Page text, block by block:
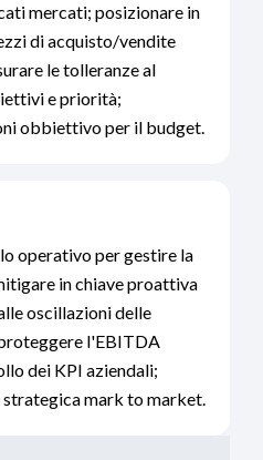
mercati; posizionare in
di acquisto/vendite
le tolleranze al
e priorità;
obbiettivo per il budget.
operativo per gestire la
in chiave proattiva
oscillazioni delle
l'EBITDA
dei KPI aziendali;
mark to market.